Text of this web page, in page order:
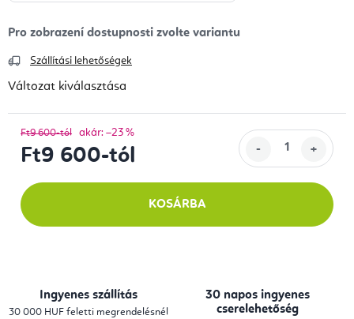
Szállítási lehetőségek
Változat kiválasztása
Ft9 600-tól akár: –23 %
Ft9 600-tól
KOSÁRBA
Ingyenes szállítás
30 000 HUF feletti megrendelésnél
30 napos ingyenes
cserelehetőség